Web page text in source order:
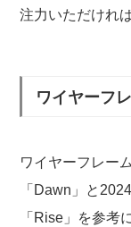
注力いただけれ
ワイヤーフ
ワイヤーフレー
「Dawn」と
「Rise」を参考